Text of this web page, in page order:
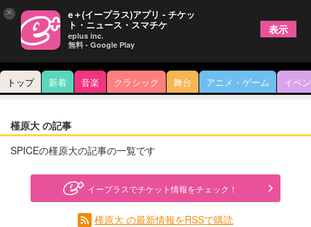
トップ 新着 音楽 クラシック 舞台 アニメ・ゲーム イベ
槿原大 の記事
SPICEの槿原大の記事の一覧です
イープラスでチケット情報をチェック！
槿原大 の最新情報をRSSで購読
× e＋(イープラス)アプリ - チケッ
ト・ニュース・スマチケ
eplus inc.
無料 - Google Play
表示